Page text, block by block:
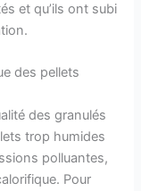
et qu’ils ont subi
des pellets
des granulés
trop humides
polluantes,
Pour